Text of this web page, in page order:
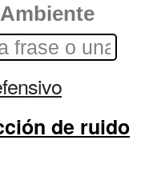
de ruido